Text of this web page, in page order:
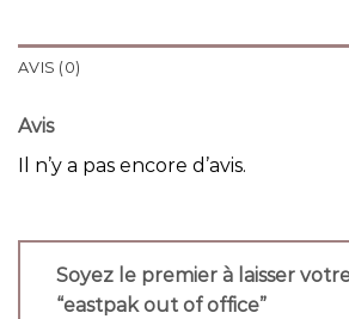
AVIS (0)
Avis
Il n’y a pas encore d’avis.
Soyez le premier à laisser
“eastpak out of office”